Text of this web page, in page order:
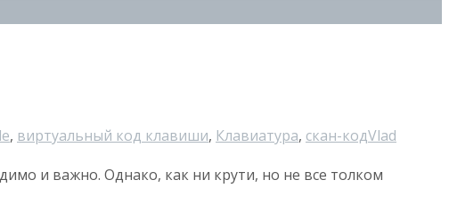
, виртуальный код клавиши, Клавиатура, скан-кодVlad
и важно. Однако, как ни крути, но не все толком